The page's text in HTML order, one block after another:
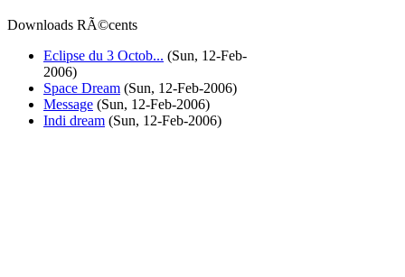
Downloads RÃ©cents
Eclipse du 3 Octob... (Sun, 12-Feb-
2006)
Space Dream (Sun, 12-Feb-2006)
Message (Sun, 12-Feb-2006)
Indi dream (Sun, 12-Feb-2006)